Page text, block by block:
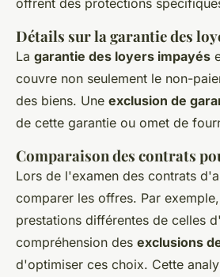
Détails sur la garantie des
La garantie des loyers impayés
couvre non seulement le non-
des biens. Une exclusion de
de cette garantie ou omet de
Comparaison des contrats
Lors de l'examen des contrats
comparer les offres. Par
prestations différentes de celles
compréhension des exclusions
d'optimiser ces choix. Cette